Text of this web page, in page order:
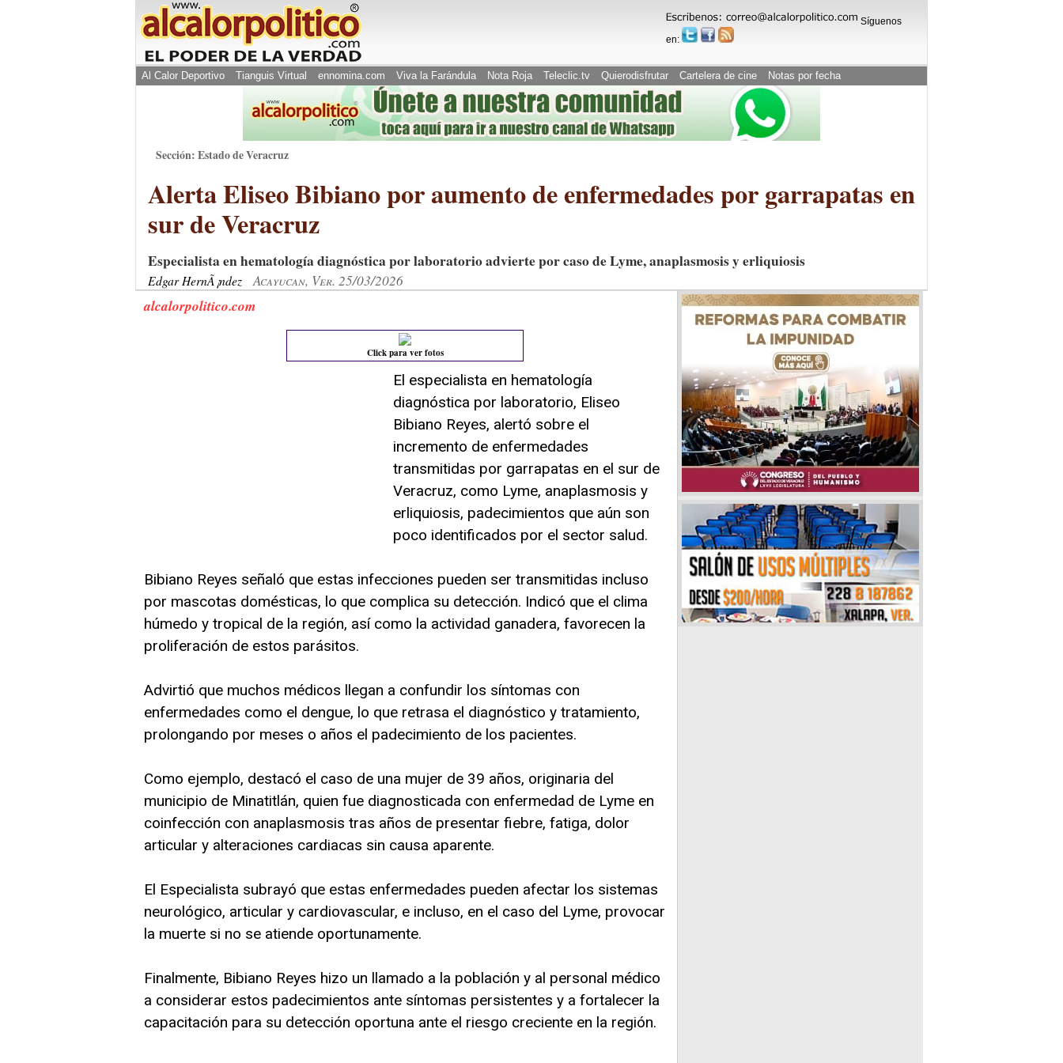
Síguenos
en:
Al Calor Deportivo Tianguis Virtual ennomina.com Viva la Farándula Nota Roja Teleclic.tv Quierodisfrutar Cartelera de cine Notas por fecha
Sección: Estado de Veracruz
Alerta Eliseo Bibiano por aumento de enfermedades por garrapatas en
sur de Veracruz
Especialista en hematología diagnóstica por laboratorio advierte por caso de Lyme, anaplasmosis y erliquiosis
Edgar HernÃ¡ndez Acayucan, Ver. 25/03/2026
alcalorpolitico.com
Click para ver fotos
El especialista en hematología
diagnóstica por laboratorio, Eliseo
Bibiano Reyes, alertó sobre el
incremento de enfermedades
transmitidas por garrapatas en el sur de
Veracruz, como Lyme, anaplasmosis y
erliquiosis, padecimientos que aún son
poco identificados por el sector salud.
Bibiano Reyes señaló que estas infecciones pueden ser transmitidas incluso
por mascotas domésticas, lo que complica su detección. Indicó que el clima
húmedo y tropical de la región, así como la actividad ganadera, favorecen la
proliferación de estos parásitos.
Advirtió que muchos médicos llegan a confundir los síntomas con
enfermedades como el dengue, lo que retrasa el diagnóstico y tratamiento,
prolongando por meses o años el padecimiento de los pacientes.
Como ejemplo, destacó el caso de una mujer de 39 años, originaria del
municipio de Minatitlán, quien fue diagnosticada con enfermedad de Lyme en
coinfección con anaplasmosis tras años de presentar fiebre, fatiga, dolor
articular y alteraciones cardiacas sin causa aparente.
El Especialista subrayó que estas enfermedades pueden afectar los sistemas
neurológico, articular y cardiovascular, e incluso, en el caso del Lyme, provocar
la muerte si no se atiende oportunamente.
Finalmente, Bibiano Reyes hizo un llamado a la población y al personal médico
a considerar estos padecimientos ante síntomas persistentes y a fortalecer la
capacitación para su detección oportuna ante el riesgo creciente en la región.